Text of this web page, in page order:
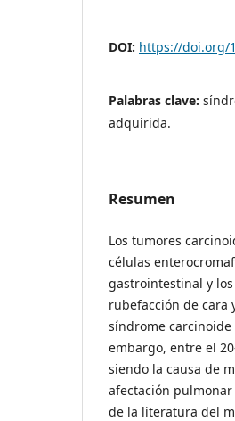
DOI: https://doi.org/
Palabras clave:
adquirida.
Resumen
Los tumores
células
gastrointestinal y
rubefacción de cara
síndrome
embargo, entre el
siendo la causa de
afectación
de la literatura del